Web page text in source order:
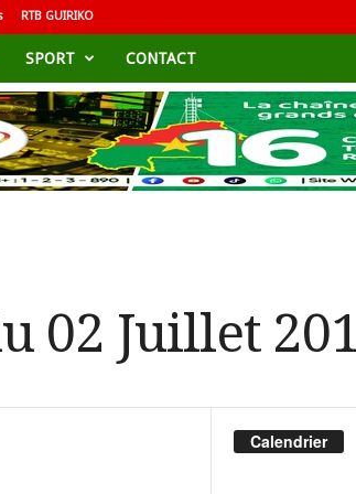
RTB GUIRIKO
SPORT CONTACT
02 Juillet
Calendrier